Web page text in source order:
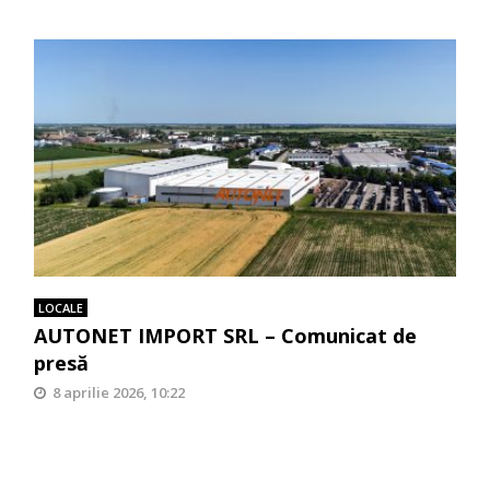
LOCALE
AUTONET IMPORT SRL – Comunicat de
presă
8 aprilie 2026, 10:22